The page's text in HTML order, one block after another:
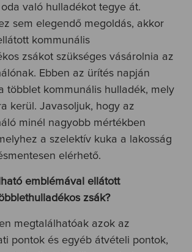
való hulladékot tegye át.
sem elegendő megoldás, akkor
kommunális
zsákot szükséges vásárolnia az
Ebben az ürítés napján
többlet kommunális hulladék, mely
kerül. Javasoljuk, hogy az
minél nagyobb mértékben
a szelektív kuka a lakosság
elérhető.
emblémával ellátott
zsák?
megtalálhatóak azok az
pontok és egyéb átvételi pontok,